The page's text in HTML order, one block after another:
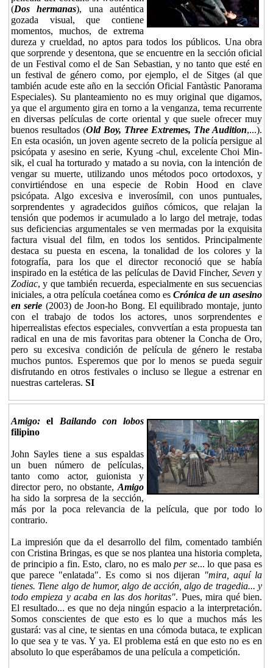
(Dos hermanas), una auténtica
gozada visual, que contiene
momentos, muchos, de extrema
dureza y crueldad, no aptos para todos los públicos. Una obra
que sorprende y desentona, que se encuentre en la sección oficial
de un Festival como el de San Sebastian, y no tanto que esté en
un festival de género como, por ejemplo, el de Sitges (al que
también acude este año en la sección Oficial Fantàstic Panorama
Especiales). Su planteamiento no es muy original que digamos,
ya que el argumento gira en torno a la venganza, tema recurrente
en diversas películas de corte oriental y que suele ofrecer muy
buenos resultados (Old Boy, Three Extremes, The Audition,...).
En esta ocasión, un joven agente secreto de la policía persigue al
psicópata y asesino en serie, Kyung -chul, excelente Choi Min-
sik, el cual ha torturado y matado a su novia, con la intención de
vengar su muerte, utilizando unos métodos poco ortodoxos, y
convirtiéndose en una especie de Robin Hood en clave
psicópata. Algo excesiva e inverosímil, con unos puntuales,
sorprendentes y agradecidos guiños cómicos, que relajan la
tensión que podemos ir acumulado a lo largo del metraje, todas
sus deficiencias argumentales se ven mermadas por la exquisita
factura visual del film, en todos los sentidos. Principalmente
destaca su puesta en escena, la tonalidad de los colores y la
fotografía, para los que el director reconoció que se había
inspirado en la estética de las películas de David Fincher, Seveny
Zodiac, y que también recuerda, especialmente en sus secuencias
iniciales, a otra película coetánea como es Crónica de un asesino
en serie (2003) de Joon-ho Bong. El equilibrado montaje, junto
con el trabajo de todos los actores, unos sorprendentes e
hiperrealistas efectos especiales, convvertían a esta propuesta tan
radical en una de mis favoritas para obtener la Concha de Oro,
pero su excesiva condición de película de género le restaba
muchos puntos. Esperemos que por lo menos se pueda seguir
disfrutando en otros festivales o incluso se llegue a estrenar en
nuestras carteleras. SI
Amigo: el Bailando con lobos
filipino
John Sayles tiene a sus espaldas
un buen número de películas,
tanto como actor, guionista y
director pero, no obstante,Amigo
ha sido la sorpresa de la sección,
más por la poca relevancia de la película, que por todo lo
contrario.
La impresión que da el desarrollo del film, comentado también
con Cristina Bringas, es que se nos plantea una historia completa,
de principio a fin. Esto, claro, no es maloper se... lo que pasa es
que parece "enlatada". Es como si nos dijeran "mira, aquí la
tienes. Tiene algo de humor, algo de acción, algo de tragedia... y
todo empieza y acaba en las dos horitas". Pues, mira qué bien.
El resultado... es que no deja ningún espacio a la interpretación.
Somos conscientes de que esto es lo que a muchos más les
gustará: vas al cine, te sientas en una cómoda butaca, te explican
lo que sea y te vas. Y ya. El problema está en que esto no es en
absoluto lo que esperábamos de una película a competición.